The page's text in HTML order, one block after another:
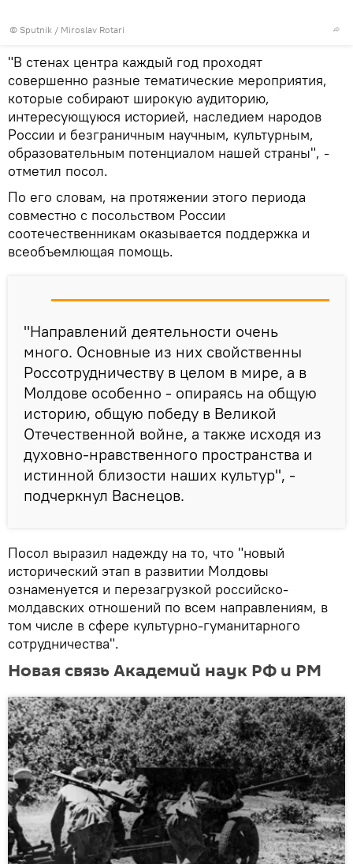
© Sputnik / Miroslav Rotari
"В стенах центра каждый год проходят
совершенно разные тематические мероприятия,
которые собирают широкую аудиторию,
интересующуюся историей, наследием народов
России и безграничным научным, культурным,
образовательным потенциалом нашей страны", -
отметил посол.
По его словам, на протяжении этого периода
совместно с посольством России
соотечественникам оказывается поддержка и
всеобъемлющая помощь.
"Направлений деятельности очень
много. Основные из них свойственны
Россотрудничеству в целом в мире, а в
Молдове особенно - опираясь на общую
историю, общую победу в Великой
Отечественной войне, а также исходя из
духовно-нравственного пространства и
истинной близости наших культур", -
подчеркнул Васнецов.
Посол выразил надежду на то, что "новый
исторический этап в развитии Молдовы
ознаменуется и перезагрузкой российско-
молдавских отношений по всем направлениям, в
том числе в сфере культурно-гуманитарного
сотрудничества".
Новая связь Академий наук РФ и РМ